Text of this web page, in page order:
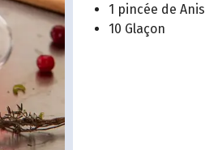
1 pincée de Anis
10 Glaçon